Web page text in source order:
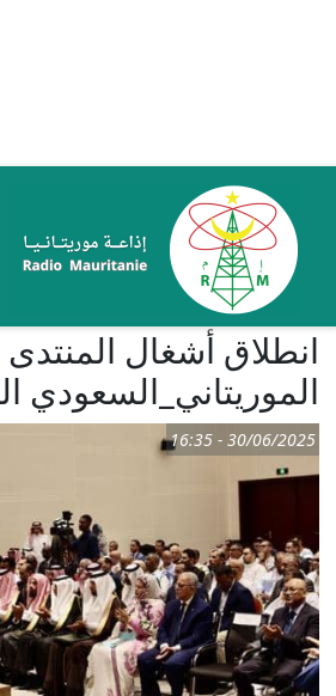
انطلاق أشغال المنتدى
الموريتاني_السعودي
30/06/2025 - 16:35